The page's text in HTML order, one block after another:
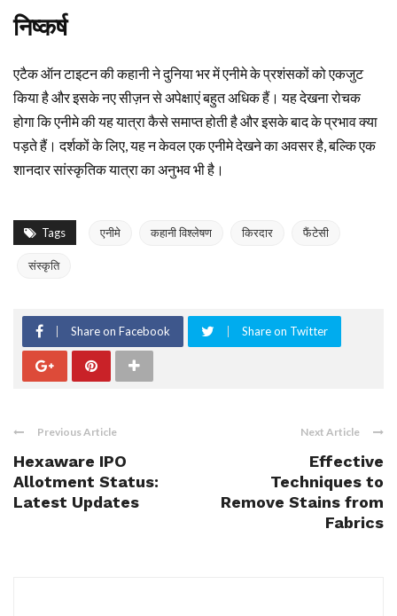
निष्कर्ष
एटैक ऑन टाइटन की कहानी ने दुनिया भर में एनीमे के प्रशंसकों को एकजुट
किया है और इसके नए सीज़न से अपेक्षाएं बहुत अधिक हैं। यह देखना रोचक
होगा कि एनीमे की यह यात्रा कैसे समाप्त होती है और इसके बाद के प्रभाव क्या
पड़ते हैं। दर्शकों के लिए, यह न केवल एक एनीमे देखने का अवसर है, बल्कि एक
शानदार सांस्कृतिक यात्रा का अनुभव भी है।
Tags एनीमे कहानी विश्लेषण किरदार फैंटेसी
संस्कृति
Share on Facebook Share on Twitter
Previous Article
Hexaware IPO
Allotment Status:
Latest Updates
Next Article
Effective
Techniques to
Remove Stains from
Fabrics